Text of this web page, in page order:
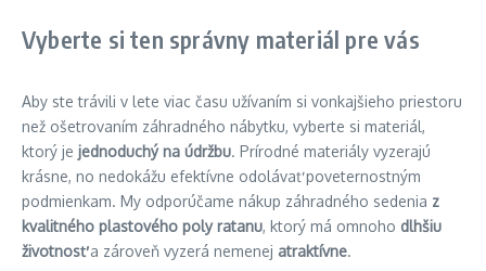
Vyberte si ten správny materiál pre vás
Aby ste trávili v lete viac času užívaním si vonkajšieho priestoru
než ošetrovaním záhradného nábytku, vyberte si materiál,
ktorý je jednoduchý na údržbu. Prírodné materiály vyzerajú
krásne, no nedokážu efektívne odolávať poveternostným
podmienkam. My odporúčame nákup záhradného sedenia z
kvalitného plastového poly ratanu, ktorý má omnoho dlhšiu
životnosťa zároveň vyzerá nemenej atraktívne.